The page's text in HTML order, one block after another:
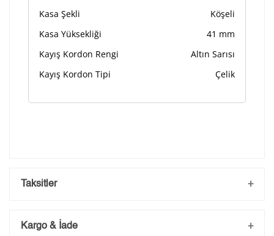
Kasa Şekli
Köşeli
Kasa Yüksekliği
41 mm
Kayış Kordon Rengi
Altın Sarısı
Kayış Kordon Tipi
Çelik
Taksitler
Kargo & İade